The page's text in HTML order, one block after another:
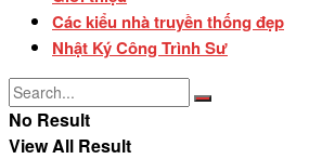
Các kiểu nhà truyền thống đẹp
Nhật Ký Công Trình Sư
No Result
View All Result